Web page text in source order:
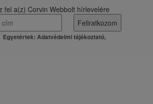
fel a(z) Corvin Webbolt hírlevelére
Egyetértek: Adatvédelmi tájékoztató